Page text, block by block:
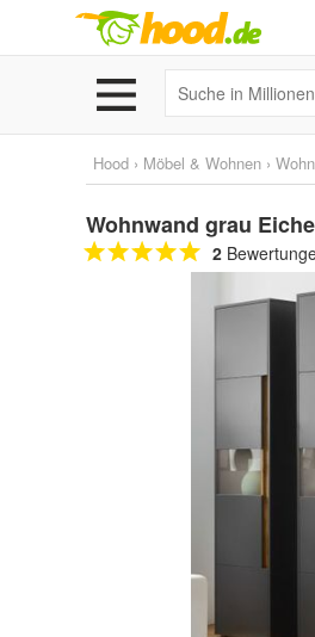
Hood › Möbel & Wohnen ›
Wohnwand grau
2